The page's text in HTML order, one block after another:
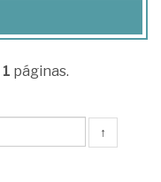
1 páginas.
↑